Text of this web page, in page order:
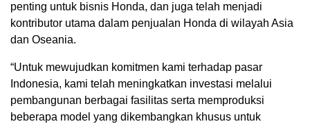
penting untuk bisnis Honda, dan juga telah menjadi
kontributor utama dalam penjualan Honda di wilayah Asia
dan Oseania.
“Untuk mewujudkan komitmen kami terhadap pasar
Indonesia, kami telah meningkatkan investasi melalui
pembangunan berbagai fasilitas serta memproduksi
beberapa model yang dikembangkan khusus untuk